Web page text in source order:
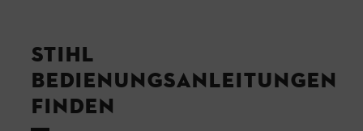
STIHL
BEDIENUNGSANLEITUNGEN
FINDEN